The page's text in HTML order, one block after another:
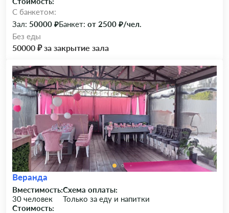
C банкетом:
Зал: 50000 ₽Банкет: от 2500 ₽/чел.
Без еды
50000 ₽ за закрытие зала
Веранда
Вместимость:
30 человек
Схема оплаты:
Только за еду и напитки
Стоимость: